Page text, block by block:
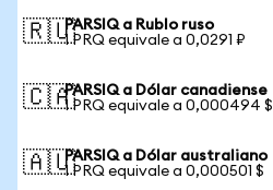
🇷🇺PARSIQ a Rublo ruso
1 PRQ equivale a 0,0291 ₽
🇨🇦PARSIQ a Dólar canadiense
1 PRQ equivale a 0,000494 $
🇦🇺PARSIQ a Dólar australiano
1 PRQ equivale a 0,000501 $